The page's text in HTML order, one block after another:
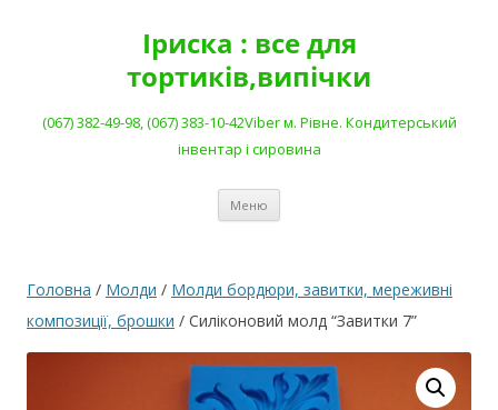
Іриска : все для
тортиків,випічки
(067) 382-49-98, (067) 383-10-42Viber м. Рівне. Кондитерський
інвентар і сировина
Меню
Головна / Молди / Молди бордюри, завитки, мереживні
композиції, брошки / Силіконовий молд “Завитки 7”